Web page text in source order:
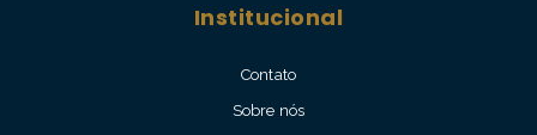
Institucional
Contato
Sobre nós